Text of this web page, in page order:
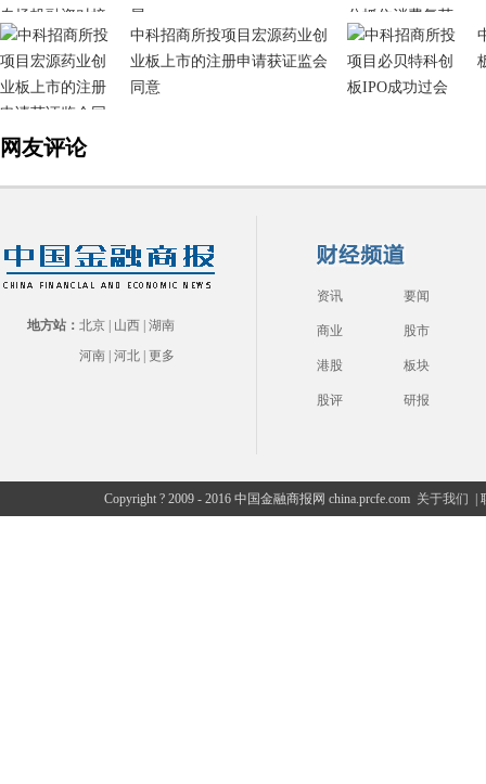
展
中科招商所投项目宏源药业创
业板上市的注册申请获证监会
同意
网友评论
地方站： 北京 山西 湖南
河南 河北 更多
资讯 要闻
商业 股市
港股 板块
股评 研报
Copyright ? 2009 - 2016 中国金融商报网 china.prcfe.com 关于我们 |